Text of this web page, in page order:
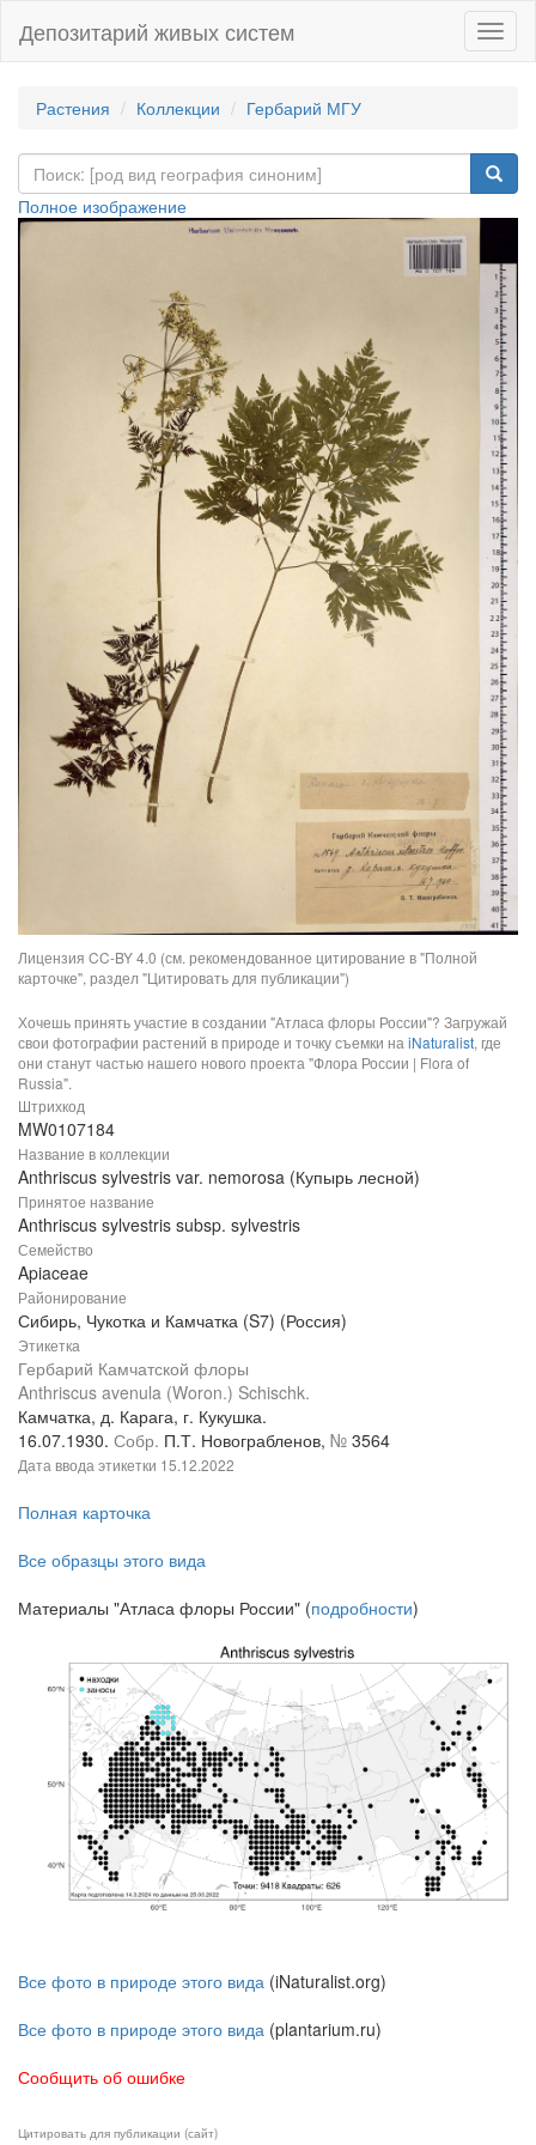
Депозитарий живых систем
Растения Коллекции Гербарий МГУ
Полное изображение
Лицензия CC-BY 4.0 (см. рекомендованное цитирование в "Полной
карточке", раздел "Цитировать для публикации")
Хочешь принять участие в создании "Атласа флоры России"? Загружай
свои фотографии растений в природе и точку съемки на iNaturalist, где
они станут частью нашего нового проекта "Флора России | Flora of
Russia".
Штрихкод
MW0107184
Название в коллекции
Anthriscus sylvestris var. nemorosa (Купырь лесной)
Принятое название
Anthriscus sylvestris subsp. sylvestris
Семейство
Apiaceae
Районирование
Сибирь, Чукотка и Камчатка (S7) (Россия)
Этикетка
Гербарий Камчатской флоры
Anthriscus avenula (Woron.) Schischk.
Камчатка, д. Карага, г. Кукушка.
16.07.1930. Собр. П.Т. Новограбленов, № 3564
Дата ввода этикетки 15.12.2022
Полная карточка
Все образцы этого вида
Материалы "Атласа флоры России" (подробности)
Все фото в природе этого вида (iNaturalist.org)
Все фото в природе этого вида (plantarium.ru)
Сообщить об ошибке
Цитировать для публикации (сайт)